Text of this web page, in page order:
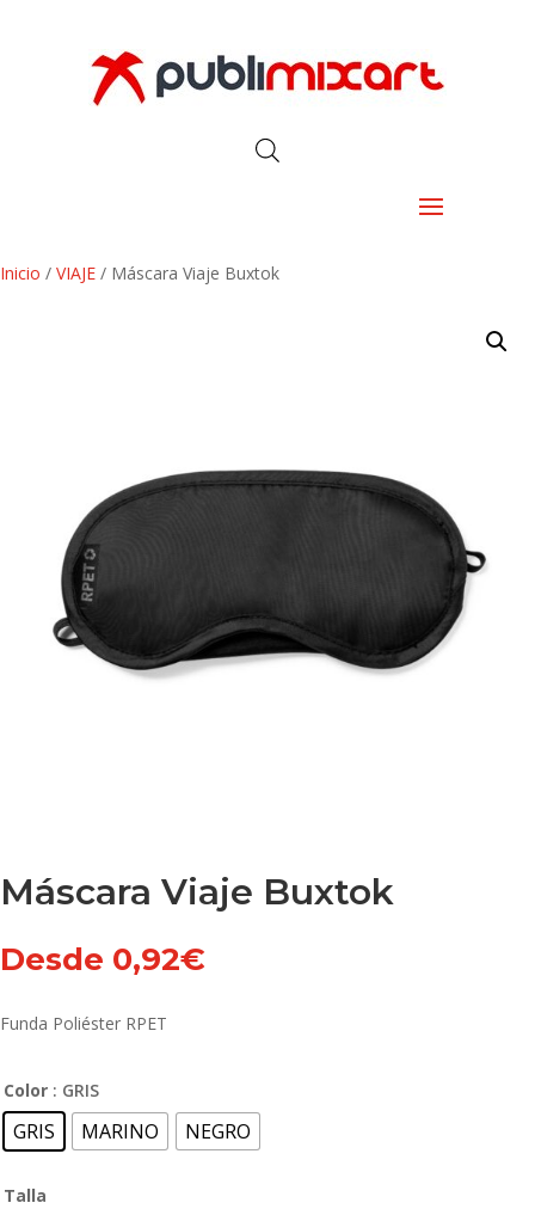
Inicio / VIAJE / Máscara Viaje Buxtok
Máscara Viaje Buxtok
Desde 0,92€
Funda Poliéster RPET
Color : GRIS
GRIS MARINO NEGRO
Talla